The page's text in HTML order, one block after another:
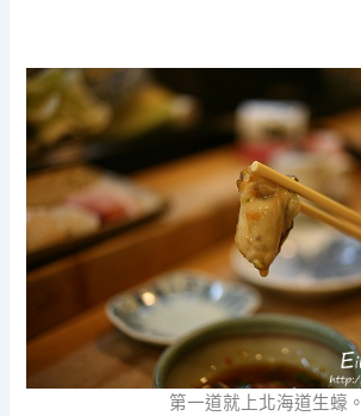
第一道就上北海道生蠔。